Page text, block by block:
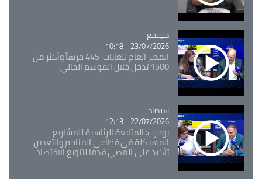
Catégorie
مجتمع
23/07/2026 - 10:18
المدير العام للغابات: 445 حريقاً وأكثر من
1500 تدخل خلال الموسم الحالي
Catégorie
اقتصاد
22/07/2026 - 12:13
بوحرب: المتابعة الرئاسية للمشاريع
المهيكلة في قطاعي المناجم والتعدين
تأكيد على المضي قدما لتنويع الاقتصاد